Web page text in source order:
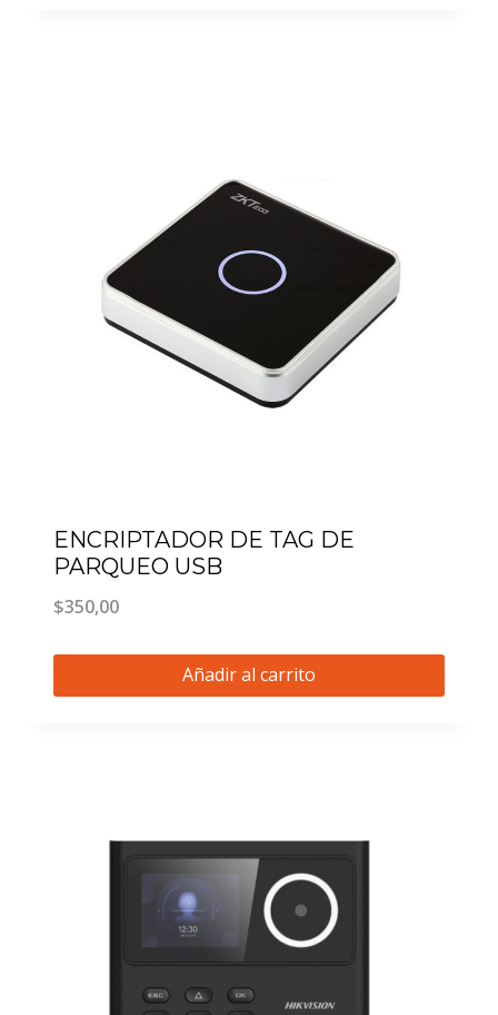
ENCRIPTADOR DE TAG DE
PARQUEO USB
$350,00
Añadir al carrito